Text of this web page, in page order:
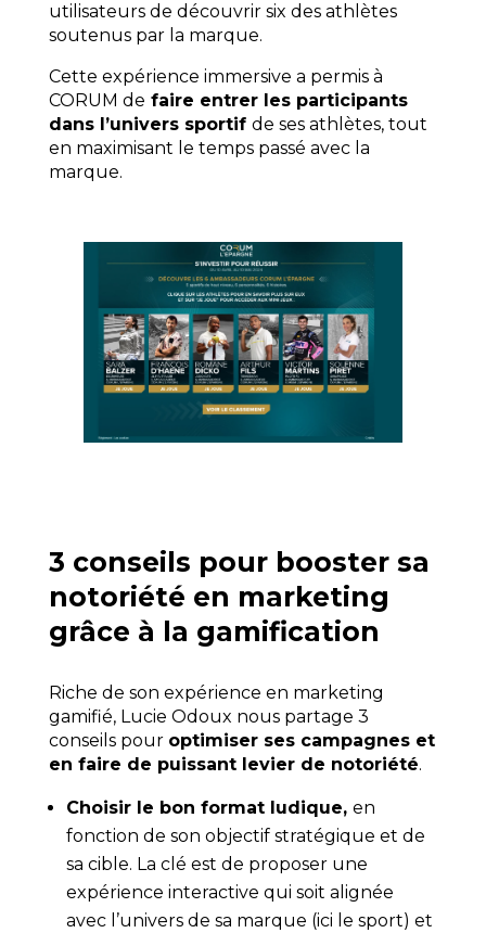
utilisateurs de découvrir six des athlètes
soutenus par la marque.
Cette expérience immersive a permis à
CORUM de faire entrer les participants
dans l’univers sportif de ses athlètes, tout
en maximisant le temps passé avec la
marque.
3 conseils pour booster sa
notoriété en marketing
grâce à la gamification
Riche de son expérience en marketing
gamifié, Lucie Odoux nous partage 3
conseils pour optimiser ses campagnes et
en faire de puissant levier de notoriété.
Choisir le bon format ludique, en
fonction de son objectif stratégique et de
sa cible. La clé est de proposer une
expérience interactive qui soit alignée
avec l’univers de sa marque (ici le sport) et